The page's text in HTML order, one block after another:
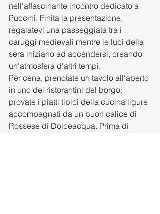
nell'affascinante incontro dedicato a
Puccini. Finita la presentazione,
regalatevi una passeggiata tra i
caruggi medievali mentre le luci della
sera iniziano ad accendersi, creando
un'atmosfera d'altri tempi.
Per cena, prenotate un tavolo all'aperto
in uno dei ristorantini del borgo:
provate i piatti tipici della cucina ligure
accompagnati da un buon calice di
Rossese di Dolceacqua. Prima di